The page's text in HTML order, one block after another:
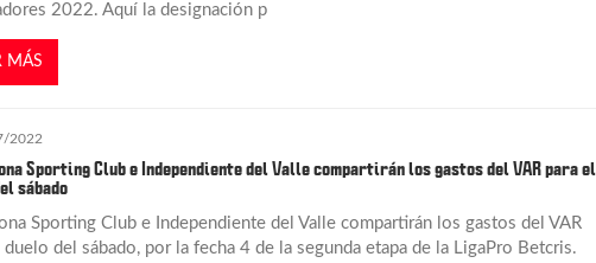
2022. Aquí la designación p
MÁS
2022
Sporting Club e Independiente del Valle compartirán los gastos del VAR para el
sábado
Sporting Club e Independiente del Valle compartirán los gastos del VAR
duelo del sábado, por la fecha 4 de la segunda etapa de la LigaPro Betcris.